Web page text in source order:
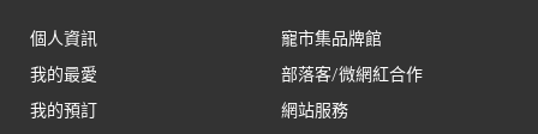
個人資訊
我的最愛
我的預訂
寵市集品牌館
部落客/微網紅合作
網站服務